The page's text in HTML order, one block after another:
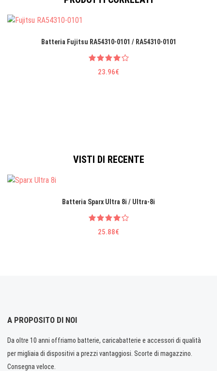
Batteria Fujitsu RA54310-0101 / RA54310-0101
23.96€
VISTI DI RECENTE
Batteria Sparx Ultra 8i / Ultra-8i
25.88€
A PROPOSITO DI NOI
Da oltre 10 anni offriamo batterie, caricabatterie e accessori di qualità
per migliaia di dispositivi a prezzi vantaggiosi. Scorte di magazzino.
Consegna veloce.